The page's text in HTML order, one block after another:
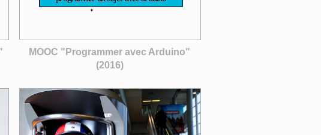
MOOC "Programmer avec Arduino"
(2016)